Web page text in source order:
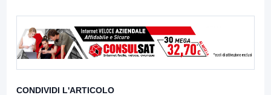
CONDIVIDI L'ARTICOLO